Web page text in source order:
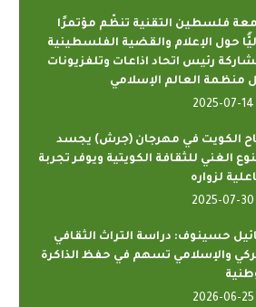
فلسطين التقنية تنظّم مؤتمرًا
حول الإعلام والقضية الفلسطينية
رئيس اتحاد اذاعات وتلفزيونات
منظمة العالم الإسلامي
2025-07-14
الكويت في مهرجان (جرش) يجسد
الغني للثقافة الكويتية ويوفر تجربة
لزواره
2025-07-30
حسينوف: دراسة التراث الثقافي
والإسلامي تسهم في حفظ الذاكرة
2026-06-25